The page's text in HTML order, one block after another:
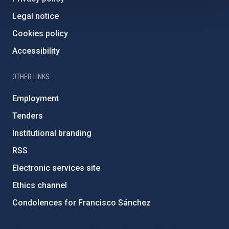
Legal notice
Cookies policy
Accessibility
OTHER LINKS
Employment
Tenders
Institutional branding
RSS
Electronic services site
Ethics channel
Condolences for Francisco Sánchez